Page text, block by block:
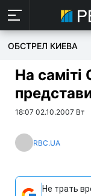
ОБСТРЕЛ КИЕВА
На
18:07 02.10.2007 Вт
RBC.UA
Не трать